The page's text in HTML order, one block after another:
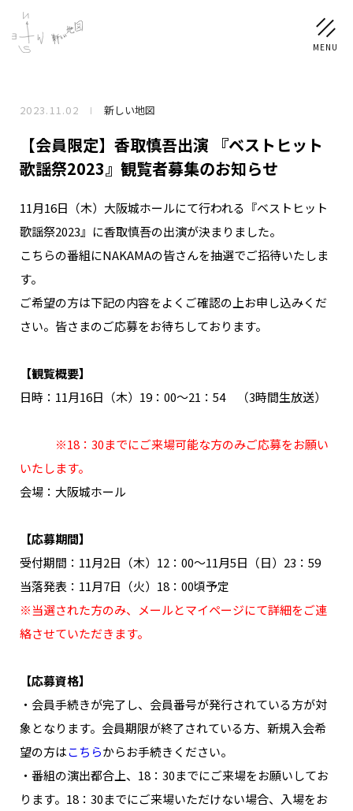
NEWS
SCHEDULE
PROFILE
稲垣 吾郎 草彅 剛 香取 慎吾
DISCOGRAPHY
CHIZUSHOP
NAKAMA入会
FAQ
メールマガジン登録/解除
2023.11.02 新しい地図
【会員限定】香取慎吾出演 『ベストヒット
歌謡祭2023』観覧者募集のお知らせ
11月16日（木）大阪城ホールにて行われる『ベストヒット
歌謡祭2023』に香取慎吾の出演が決まりました。
こちらの番組にNAKAMAの皆さんを抽選でご招待いたしま
す。
ご希望の方は下記の内容をよくご確認の上お申し込みくだ
さい。皆さまのご応募をお待ちしております。
【観覧概要】
日時：11月16日（木）19：00～21：54 （3時間生放送）
※18：30までにご来場可能な方のみご応募をお願い
いたします。
会場：大阪城ホール
【応募期間】
受付期間：11月2日（木）12：00～11月5日（日）23：59
当落発表：11月7日（火）18：00頃予定
※当選された方のみ、メールとマイページにて詳細をご連
絡させていただきます。
【応募資格】
・会員手続きが完了し、会員番号が発行されている方が対
象となります。会員期限が終了されている方、新規入会希
望の方はこちらからお手続きください。
・番組の演出都合上、18：30までにご来場をお願いしてお
ります。18：30までにご来場いただけない場合、入場をお